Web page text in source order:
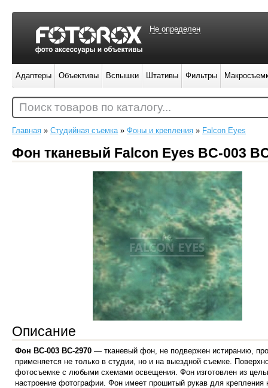
Главная » Студийная съемка» Фоны и крепления » Falcon Eyes
Фон тканевый Falcon Eyes BC-003
Описание
Фон BC-003 ВС-2970 — тканевый фон, не подвержен истиранию,
применяется не только в студии, но и на выездной съемке.
фотосъемке с любыми схемами освещения. Фон изготовлен из
настроение фотографии. Фон имеет прошитый рукав для крепления
Не определен
Адаптеры Объективы Вспышки Штативы Фильтры
Поиск товаров по каталогу...